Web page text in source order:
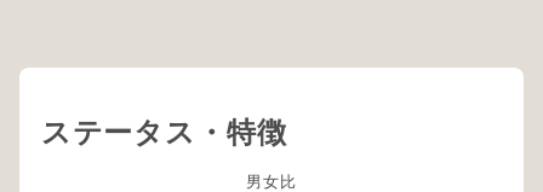
ステータス・特徴
男女比